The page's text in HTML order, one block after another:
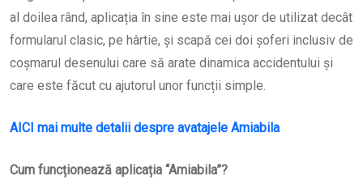
al doilea rând, aplicația în sine este mai ușor de utilizat decât
formularul clasic, pe hârtie, și scapă cei doi șoferi inclusiv de
coșmarul desenului care să arate dinamica accidentului și
care este făcut cu ajutorul unor funcții simple.
AICI mai multe detalii despre avatajele Amiabila
Cum funcționează aplicația “Amiabila”?